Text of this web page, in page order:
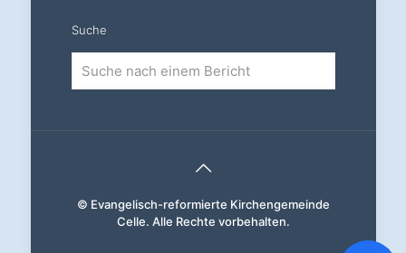
Suche
nach
einem
© Evangelisch-reformierte Kirchengemeinde
Celle. Alle Rechte vorbehalten.